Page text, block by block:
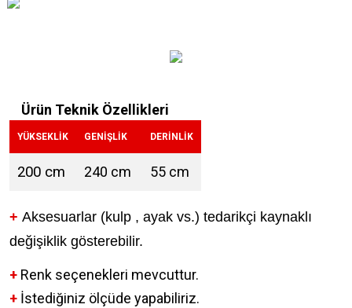
Ürün Teknik Özellikleri
YÜKSEKLİK GENİŞLİK DERİNLİK
200 cm 240 cm 55 cm
+ Aksesuarlar (kulp , ayak vs.) tedarikçi kaynaklı
değişiklik gösterebilir.
+ Renk seçenekleri mevcuttur.
+ İstediğiniz ölçüde yapabiliriz.